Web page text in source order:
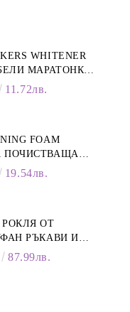
WHITENER
МАРАТОНКИ,
11.72лв.
FOAM
ПОЧИСТВАЩА
150 МЛ
19.54лв.
ОТ
РЪКАВИ И
87.99лв.